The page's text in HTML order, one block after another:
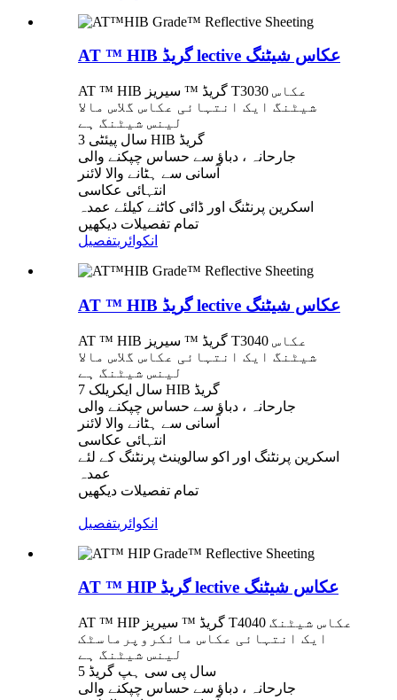
AT ™ HIB گریڈ lective عکاس شیٹنگ
AT ™ HIB گریڈ ™ سیریز T3030 عکاس
شیٹنگ ایک انتہائی عکاس گلاس مالا
لینس شیٹنگ ہے
3 سال پیئٹی HIB گریڈ
جارحانہ ، دباؤ سے حساس چپکنے والی
آسانی سے ہٹانے والا لائنر
انتہائی عکاسی
اسکرین پرنٹنگ اور ڈائی کاٹنے کیلئے عمدہ
تمام تفصیلات دیکھیں
انکوائریتفصیل
AT ™ HIB گریڈ lective عکاس شیٹنگ
AT ™ HIB گریڈ ™ سیریز T3040 عکاس
شیٹنگ ایک انتہائی عکاس گلاس مالا
لینس شیٹنگ ہے
7 سال ایکریلک HIB گریڈ
جارحانہ ، دباؤ سے حساس چپکنے والی
آسانی سے ہٹانے والا لائنر
انتہائی عکاسی
اسکرین پرنٹنگ اور اکو سالوینٹ پرنٹنگ کے لئے
عمدہ
تمام تفصیلات دیکھیں
انکوائریتفصیل
AT ™ HIP گریڈ lective عکاس شیٹنگ
AT ™ HIP گریڈ ™ سیریز T4040 عکاس شیٹنگ
ایک انتہائی عکاس مائکروپرماسٹک
لینس شیٹنگ ہے
5 سال پی سی ہپ گریڈ
جارحانہ ، دباؤ سے حساس چپکنے والی